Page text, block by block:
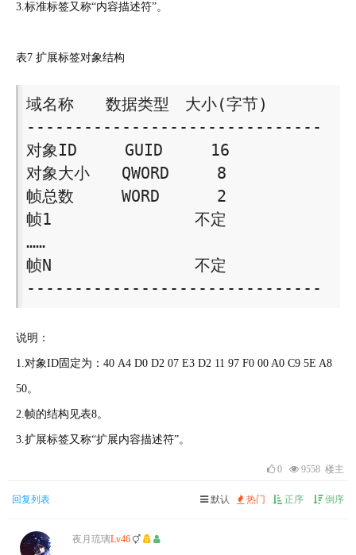
3.标准标签又称“内容描述符”。
表7 扩展标签对象结构
域名称　　数据类型　大小(字节)
-------------------------------
对象ID　　　GUID　　　16
对象大小　　QWORD　　　8
帧总数　　　WORD　　　 2
帧1　　　　　　　　　不定
……
帧N　　　　　　　　　不定
-------------------------------
说明：
1.对象ID固定为：40 A4 D0 D2 07 E3 D2 11 97 F0 00 A0 C9 5E A8
50。
2.帧的结构见表8。
3.扩展标签又称“扩展内容描述符”。
0 9558 楼主
回复列表 默认 热门 正序 倒序
夜月琉璃Lv46